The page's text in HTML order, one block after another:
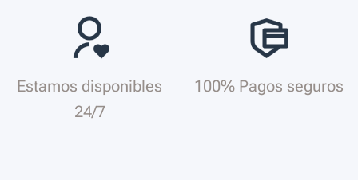
Estamos disponibles
24/7
100% Pagos seguros